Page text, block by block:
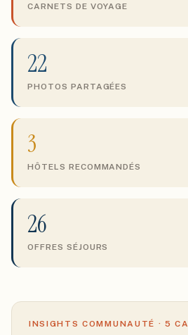
CARNETS DE VOYAGE
22
PHOTOS PARTAGÉES
3
HÔTELS RECOMMANDÉS
26
OFFRES SÉJOURS
INSIGHTS COMMUNAUTÉ · 5